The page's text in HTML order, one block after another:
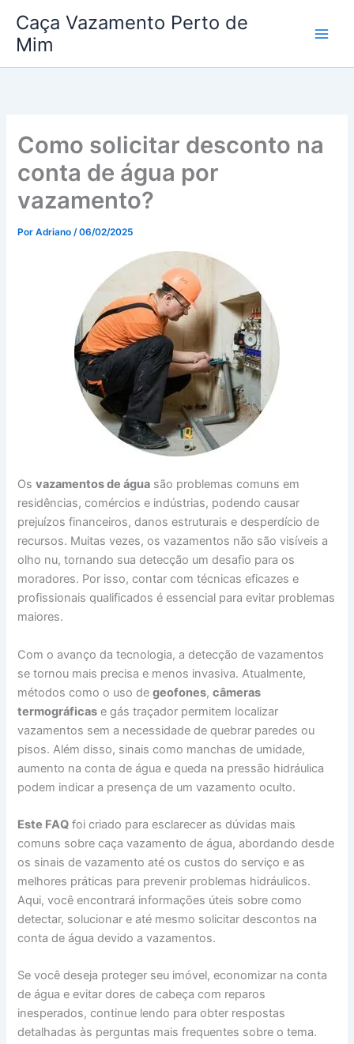
para
conteúdo
Caça Vazamento Perto de
Mim
Como solicitar desconto na
conta de água por
vazamento?
PorAdriano/06/02/2025
Osvazamentos de água são problemas comuns em
residências, comércios e indústrias, podendo causar
prejuízos financeiros, danos estruturais e desperdício de
recursos. Muitas vezes, os vazamentos não são visíveis a
olho nu, tornando sua detecção um desafio para os
moradores. Por isso, contar com técnicas eficazes e
profissionais qualificados é essencial para evitar problemas
maiores.
Com o avanço da tecnologia, a detecção de vazamentos
se tornou mais precisa e menos invasiva. Atualmente,
métodos como o uso degeofones,câmeras
termográficas e gás traçador permitem localizar
vazamentos sem a necessidade de quebrar paredes ou
pisos. Além disso, sinais como manchas de umidade,
aumento na conta de água e queda na pressão hidráulica
podem indicar a presença de um vazamento oculto.
Este FAQ foi criado para esclarecer as dúvidas mais
comuns sobre caça vazamento de água, abordando desde
os sinais de vazamento até os custos do serviço e as
melhores práticas para prevenir problemas hidráulicos.
Aqui, você encontrará informações úteis sobre como
detectar, solucionar e até mesmo solicitar descontos na
conta de água devido a vazamentos.
Se você deseja proteger seu imóvel, economizar na conta
de água e evitar dores de cabeça com reparos
inesperados, continue lendo para obter respostas
detalhadas às perguntas mais frequentes sobre o tema.